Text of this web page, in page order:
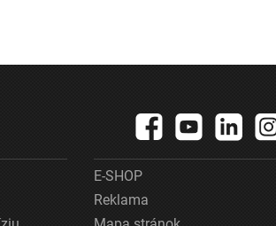
E-SHOP
Reklama